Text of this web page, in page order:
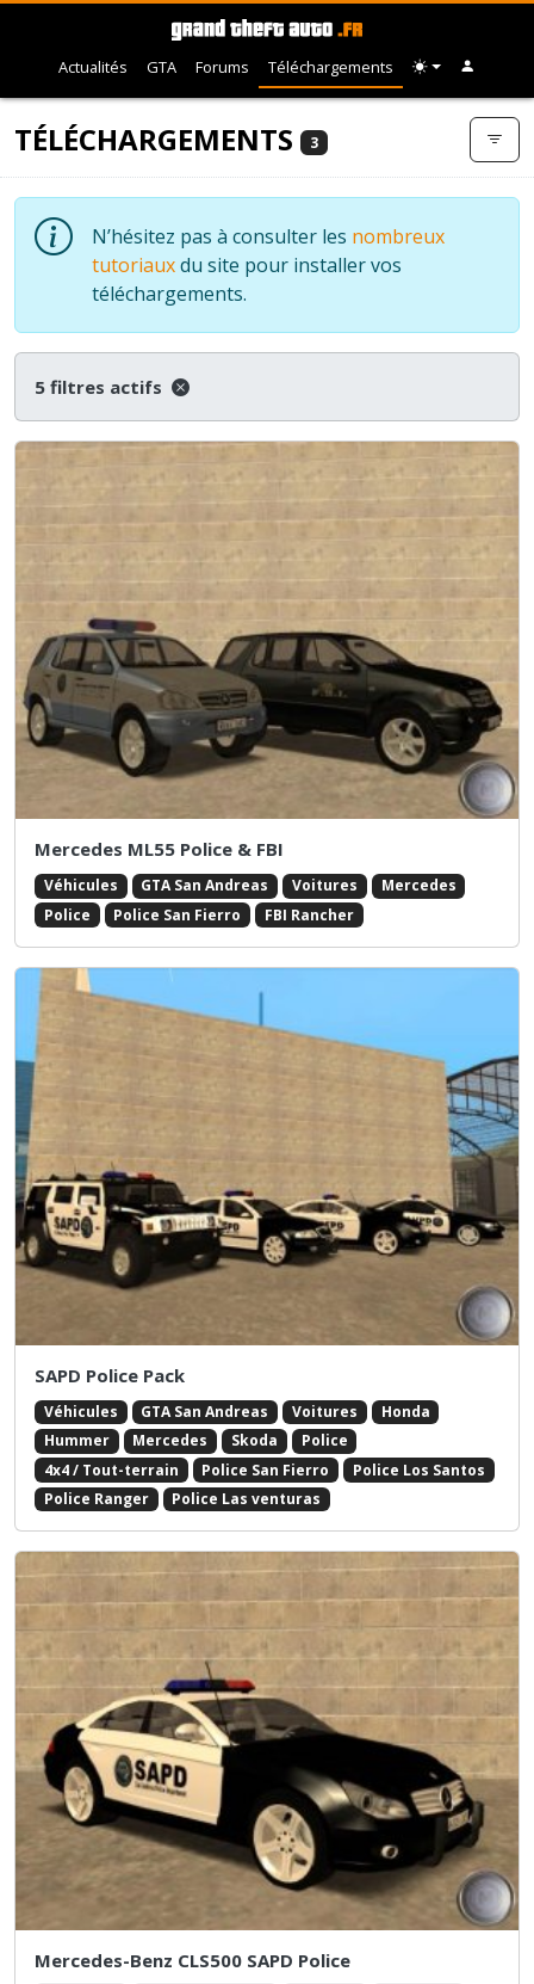
Actualités GTA Forums Téléchargements
TÉLÉCHARGEMENTS 3
N’hésitez pas à consulter les nombreux
tutoriauxdu site pour installer vos
téléchargements.
5 filtres actifs
Mercedes ML55 Police & FBI
Véhicules GTA San Andreas Voitures
Mercedes
Police
Police San Fierro FBI Rancher
SAPD Police Pack
Véhicules GTA San Andreas Voitures
Honda
Hummer
Mercedes Skoda
Police
4x4 / Tout-terrain
Police San Fierro
Police Los Santos
Police Ranger
Police Las venturas
Mercedes-Benz CLS500 SAPD Police